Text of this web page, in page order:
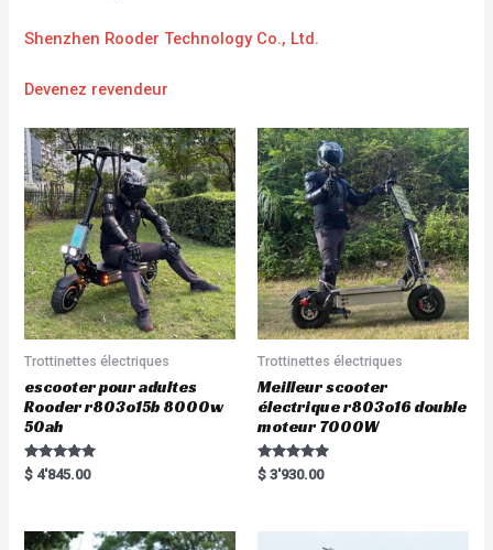
Shenzhen Rooder Technology Co., Ltd.
Devenez revendeur
Trottinettes électriques
escooter pour adultes
Rooder r803o15b 8000w
50ah
Rated
5.00
$ 4'845.00
Trottinettes électriques
Meilleur scooter
électrique r803o16 double
moteur 7000W
Rated
5.00
$ 3'930.00